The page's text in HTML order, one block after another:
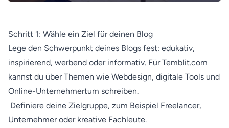
Schritt 1: Wähle ein Ziel für deinen Blog
Lege den Schwerpunkt deines Blogs fest: edukativ,
inspirierend, werbend oder informativ. Für Temblit.com
kannst du über Themen wie Webdesign, digitale Tools und
Online-Unternehmertum schreiben.
Definiere deine Zielgruppe, zum Beispiel Freelancer,
Unternehmer oder kreative Fachleute.